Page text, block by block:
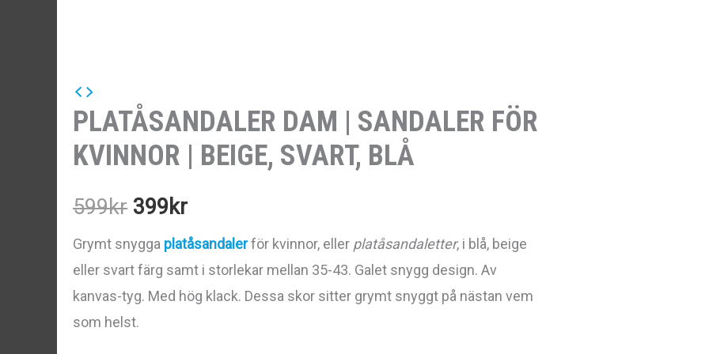
PLATÅSANDALER DAM | SANDALER FÖR
KVINNOR | BEIGE, SVART, BLÅ
599kr Det
ursprungliga
priset
var:
399krDet
nuvarande
priset
Grymt snygga platåsandalerför kvinnor, eller platåsandaletter, i blå, beige
eller svart färg samt i storlekar mellan 35-43. Galet snygg design. Av
kanvas-tyg. Med hög klack. Dessa skor sitter grymt snyggt på nästan vem
som helst.